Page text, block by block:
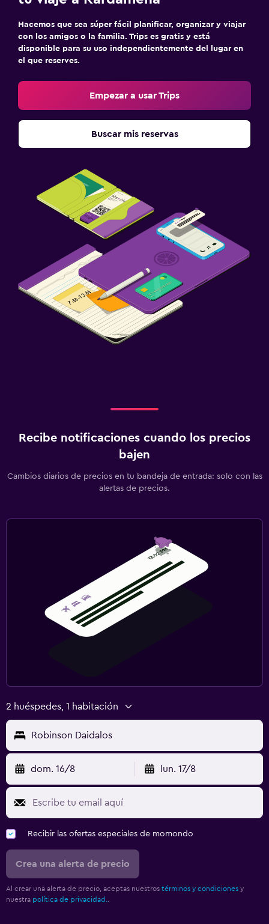
Hacemos que sea súper fácil planificar, organizar y viajar
con los amigos o la familia. Trips es gratis y está
disponible para su uso independientemente del lugar en
el que reserves.
Empezar a usar Trips
Buscar mis reservas
Recibe notificaciones cuando los precios
bajen
Cambios diarios de precios en tu bandeja de entrada: solo con las
alertas de precios.
2 huéspedes, 1 habitación
Robinson Daidalos
dom. 16/8 lun. 17/8
Recibir las ofertas especiales de momondo
Crea una alerta de precio
Al crear una alerta de precio, aceptas nuestros términos y condiciones y
nuestra política de privacidad.